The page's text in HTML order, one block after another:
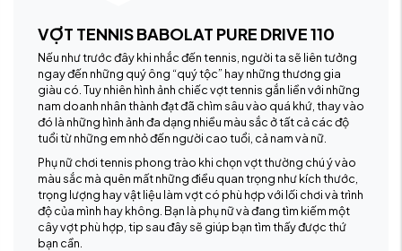
VỢT TENNIS BABOLAT PURE DRIVE 110
Nếu như trước đây khi nhắc đến tennis, người ta sẽ liên tưởng
ngay đến những quý ông “quý tộc” hay những thương gia
giàu có. Tuy nhiên hình ảnh chiếc vợt tennis gắn liền với những
nam doanh nhân thành đạt đã chìm sâu vào quá khứ, thay vào
đó là những hình ảnh đa dạng nhiều màu sắc ở tất cả các độ
tuổi từ những em nhỏ đến người cao tuổi, cả nam và nữ.
Phụ nữ chơi tennis phong trào khi chọn vợt thường chú ý vào
màu sắc mà quên mất những điều quan trọng như kích thước,
trọng lượng hay vật liệu làm vợt có phù hợp với lối chơi và trình
độ của mình hay không. Bạn là phụ nữ và đang tìm kiếm một
cây vợt phù hợp, tip sau đây sẽ giúp bạn tìm thấy được thứ
bạn cần.